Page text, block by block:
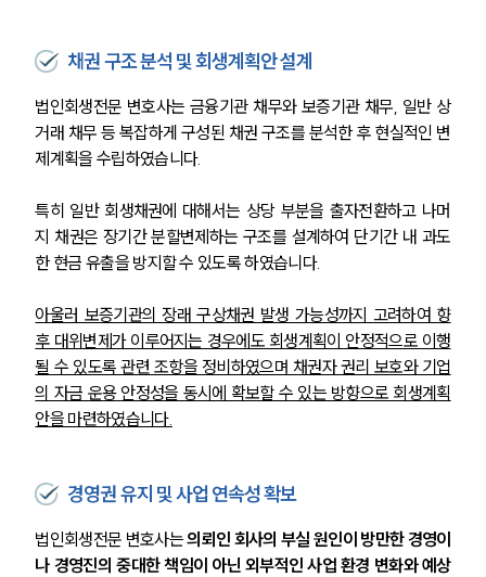
채권 구조 분석 및 회생계획안 설계
법인회생전문 변호사는 금융기관 채무와 보증기관 채무, 일반 상
거래 채무 등 복잡하게 구성된 채권 구조를 분석한 후 현실적인 변
제계획을 수립하였습니다.
특히 일반 회생채권에 대해서는 상당 부분을 출자전환하고 나머
지 채권은 장기간 분할변제하는 구조를 설계하여 단기간 내 과도
한 현금 유출을 방지할 수 있도록 하였습니다.
아울러 보증기관의 장래 구상채권 발생 가능성까지 고려하여 향
후 대위변제가 이루어지는 경우에도 회생계획이 안정적으로 이행
될 수 있도록 관련 조항을 정비하였으며 채권자 권리 보호와 기업
의 자금 운용 안정성을 동시에 확보할 수 있는 방향으로 회생계획
안을 마련하였습니다.
경영권 유지 및 사업 연속성 확보
법인회생전문 변호사는 의뢰인 회사의 부실 원인이 방만한 경영이
나 경영진의 중대한 책임이 아닌 외부적인 사업 환경 변화와 예상